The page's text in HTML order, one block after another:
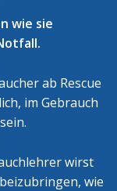
wie sie
ab Rescue
im Gebrauch
wirst
wie